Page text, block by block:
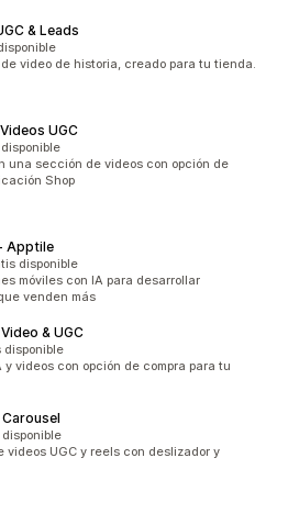
& Leads
video de historia, creado para tu tienda.
UGC
una sección de videos con opción de
Shop
Apptile
disponible
móviles con IA para desarrollar
venden más
& UGC
disponible
videos con opción de compra para tu
UGC y reels con deslizador y